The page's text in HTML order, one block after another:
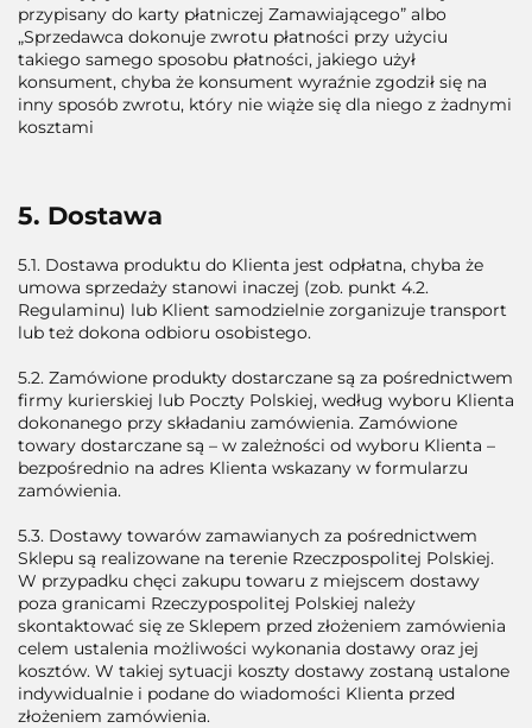
przypisany do karty płatniczej Zamawiającego” albo
„Sprzedawca dokonuje zwrotu płatności przy użyciu
takiego samego sposobu płatności, jakiego użył
konsument, chyba że konsument wyraźnie zgodził się na
inny sposób zwrotu, który nie wiąże się dla niego z żadnymi
kosztami
5. Dostawa
5.1. Dostawa produktu do Klienta jest odpłatna, chyba że
umowa sprzedaży stanowi inaczej (zob. punkt 4.2.
Regulaminu) lub Klient samodzielnie zorganizuje transport
lub też dokona odbioru osobistego.
5.2. Zamówione produkty dostarczane są za pośrednictwem
firmy kurierskiej lub Poczty Polskiej, według wyboru Klienta
dokonanego przy składaniu zamówienia. Zamówione
towary dostarczane są – w zależności od wyboru Klienta –
bezpośrednio na adres Klienta wskazany w formularzu
zamówienia.
5.3. Dostawy towarów zamawianych za pośrednictwem
Sklepu są realizowane na terenie Rzeczpospolitej Polskiej.
W przypadku chęci zakupu towaru z miejscem dostawy
poza granicami Rzeczypospolitej Polskiej należy
skontaktować się ze Sklepem przed złożeniem zamówienia
celem ustalenia możliwości wykonania dostawy oraz jej
kosztów. W takiej sytuacji koszty dostawy zostaną ustalone
indywidualnie i podane do wiadomości Klienta przed
złożeniem zamówienia.